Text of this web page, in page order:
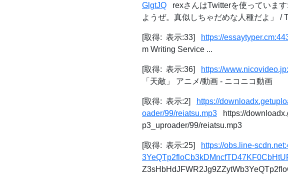
GlgtJQ rexさんはTwitterを使っていま
ようぜ。真似しちゃだめな人種だよ」 /
[取得: 表示:33] https://
m Writing Service ...
[取得: 表示:36] https://
「天敵」 アニメ/動画 - ニコニコ動画
[取得: 表示:2]
https://
oader/99/reiatsu.mp3 https://
p3_uproader/99/reiatsu.mp3
[取得: 表示:25]
https://obs.line-